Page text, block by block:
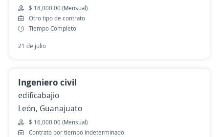
$ 18,000.00 (Mensual)
Otro tipo de contrato
Tiempo Completo
21 de julio
Ingeniero civil
edificabajio
León, Guanajuato
$ 16,000.00 (Mensual)
Contrato por tiempo indeterminado